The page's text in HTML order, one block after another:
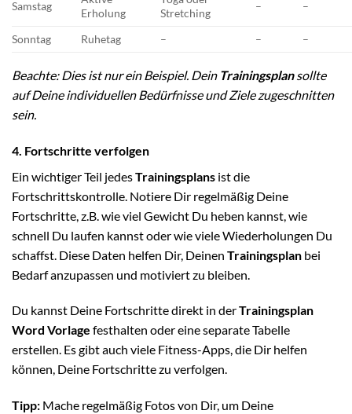
Samstag
Erholung
Stretching
– –
Sonntag Ruhetag – – –
Beachte: Dies ist nur ein Beispiel. Dein Trainingsplansollte
auf Deine individuellen Bedürfnisse und Ziele zugeschnitten
sein.
4. Fortschritte verfolgen
Ein wichtiger Teil jedesTrainingsplans ist die
Fortschrittskontrolle. Notiere Dir regelmäßig Deine
Fortschritte, z.B. wie viel Gewicht Du heben kannst, wie
schnell Du laufen kannst oder wie viele Wiederholungen Du
schaffst. Diese Daten helfen Dir, Deinen Trainingsplan bei
Bedarf anzupassen und motiviert zu bleiben.
Du kannst Deine Fortschritte direkt in derTrainingsplan
Word Vorlage festhalten oder eine separate Tabelle
erstellen. Es gibt auch viele Fitness-Apps, die Dir helfen
können, Deine Fortschritte zu verfolgen.
Tipp: Mache regelmäßig Fotos von Dir, um Deine